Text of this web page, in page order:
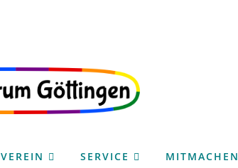
VEREIN SERVICE MITMACHEN